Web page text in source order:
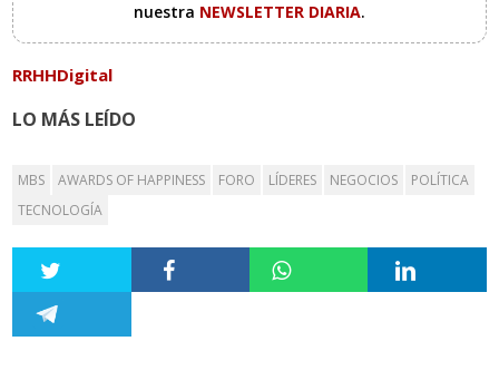
nuestra NEWSLETTER DIARIA.
RRHHDigital
LO MÁS LEÍDO
MBS AWARDS OF HAPPINESS FORO LÍDERES NEGOCIOS
POLÍTICA
TECNOLOGÍA